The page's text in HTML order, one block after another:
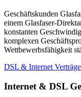
Geschäftskunden
einem Glasfaser-
konstanten
komplexen
Wettbewerbsfähigkeit
DSL & Internet Verträge
Internet & DSL